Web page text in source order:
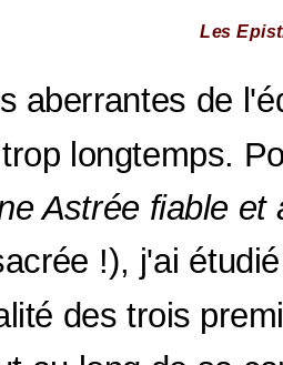
Les
aberrantes de
longtemps.
Astrée fiable et
!), j'ai
des trois